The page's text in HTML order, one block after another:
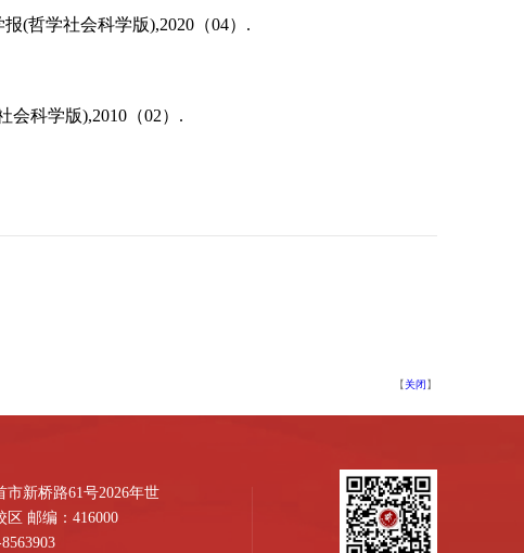
(哲学社会科学版),2020（04）.
科学版),2010（02）.
【关闭】
市新桥路61号2026年世
区 邮编：416000